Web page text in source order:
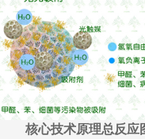
核心技术原理总反